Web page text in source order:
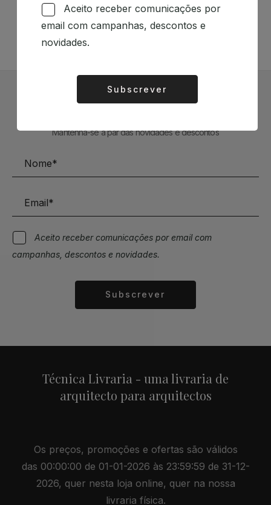
Subscrever Newsletter
Mantenha-se a par das novidades e descontos
Aceito receber comunicações por email com
campanhas, descontos e novidades.
Subscrever
Técnica Livraria - uma livraria de
arquitecto para arquitectos
Os preços, promoções e ofertas são válidos
das 00:00:00 de 01-01-2026 às 23:59:59 de 31-12-
2026, quer nesta loja online, quer na nossa
livraria física.
Aceito receber comunicações por
email com campanhas, descontos e
novidades.
Subscrever